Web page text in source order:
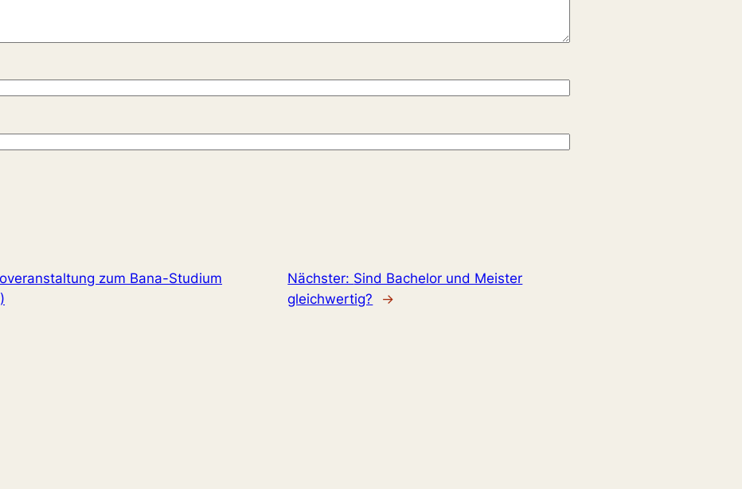
zum Bana-Studium
Nächster: Sind Bachelor und Meister
gleichwertig?
→